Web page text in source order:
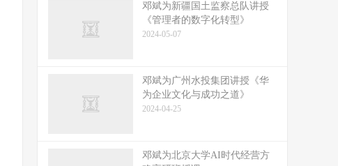
邓斌为新疆国土监察总队讲授
《管理者的数字化转型》
2024-05-07
邓斌为广州水投集团讲授《华
为企业文化与成功之道》
2024-04-25
邓斌为北京大学AI时代经营方